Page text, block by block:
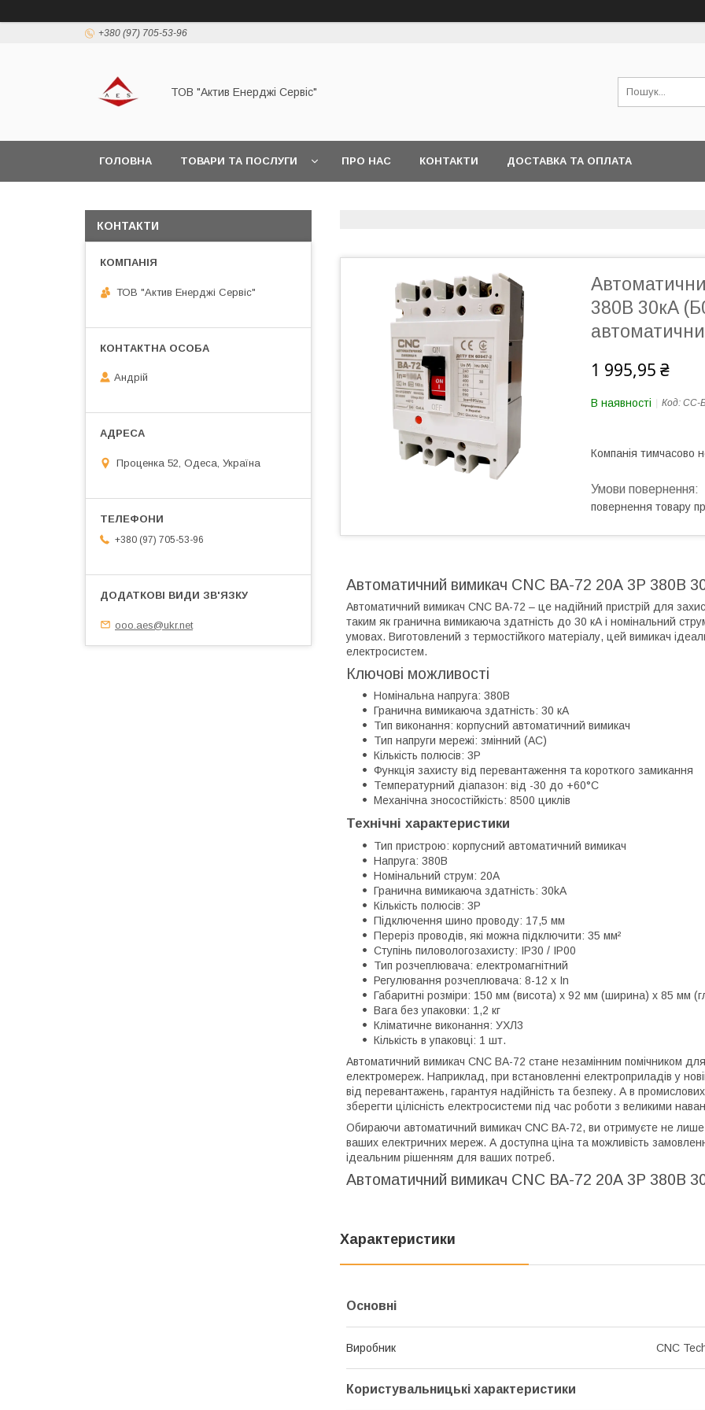
+380 (97) 705-53-96
ТОВ "Актив Енерджі Сервіс"
ГОЛОВНА ТОВАРИ ТА ПОСЛУГИ ПРО НАС КОНТАКТИ ДОСТАВКА ТА ОПЛАТА
380В 30кА
1 995,95 ₴
В наявності Код: CC-
Компанія тимчасово
повернення товару
Автоматичний вимикач CNC ВА-72 20А 3Р 380В
Автоматичний вимикач CNC ВА-72 – це надійний пристрій для
таким як гранична вимикаюча здатність до 30 кА і номінальний
умовах. Виготовлений з термостійкого матеріалу, цей вимикач
електросистем.
Ключові можливості
Номінальна напруга: 380В
Гранична вимикаюча здатність: 30 кА
Тип виконання: корпусний автоматичний вимикач
Тип напруги мережі: змінний (AC)
Кількість полюсів: 3P
Функція захисту від перевантаження та короткого замикання
Температурний діапазон: від -30 до +60°С
Механічна зносостійкість: 8500 циклів
Технічні характеристики
Тип пристрою: корпусний автоматичний вимикач
Напруга: 380В
Номінальний струм: 20A
Гранична вимикаюча здатність: 30kA
Кількість полюсів: 3P
Підключення шино проводу: 17,5 мм
Переріз проводів, які можна підключити: 35 мм²
Ступінь пиловологозахисту: IP30 / IP00
Тип розчеплювача: електромагнітний
Регулювання розчеплювача: 8-12 х In
Габаритні розміри: 150 мм (висота) x 92 мм (ширина) x 85 мм
Вага без упаковки: 1,2 кг
Кліматичне виконання: УХЛ3
Кількість в упаковці: 1 шт.
Автоматичний вимикач CNC ВА-72 стане незамінним помічником
електромереж. Наприклад, при встановленні електроприладів у
від перевантажень, гарантуя надійність та безпеку. А в
зберегти цілісність електросистеми під час роботи з великими
Обираючи автоматичний вимикач CNC ВА-72, ви отримуєте не лише
ваших електричних мереж. А доступна ціна та можливість
ідеальним рішенням для ваших потреб.
Автоматичний вимикач CNC ВА-72 20А 3Р 380В
Характеристики
Основні
Виробник CNC
Користувальницькі характеристики
КОНТАКТИ
ТОВ "Актив Енерджі Сервіс"
Андрій
Проценка 52, Одеса, Україна
+380 (97) 705-53-96
ooo.aes@ukr.net